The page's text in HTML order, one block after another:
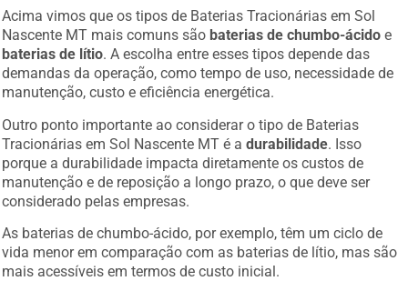
Acima vimos que os tipos de Baterias Tracionárias em Sol
Nascente MT mais comuns são baterias de chumbo-ácido e
baterias de lítio . A escolha entre esses tipos depende das
demandas da operação, como tempo de uso, necessidade de
manutenção, custo e eficiência energética.
Outro ponto importante ao considerar o tipo de Baterias
Tracionárias em Sol Nascente MT é adurabilidade . Isso
porque a durabilidade impacta diretamente os custos de
manutenção e de reposição a longo prazo, o que deve ser
considerado pelas empresas.
As baterias de chumbo-ácido, por exemplo, têm um ciclo de
vida menor em comparação com as baterias de lítio, mas são
mais acessíveis em termos de custo inicial.